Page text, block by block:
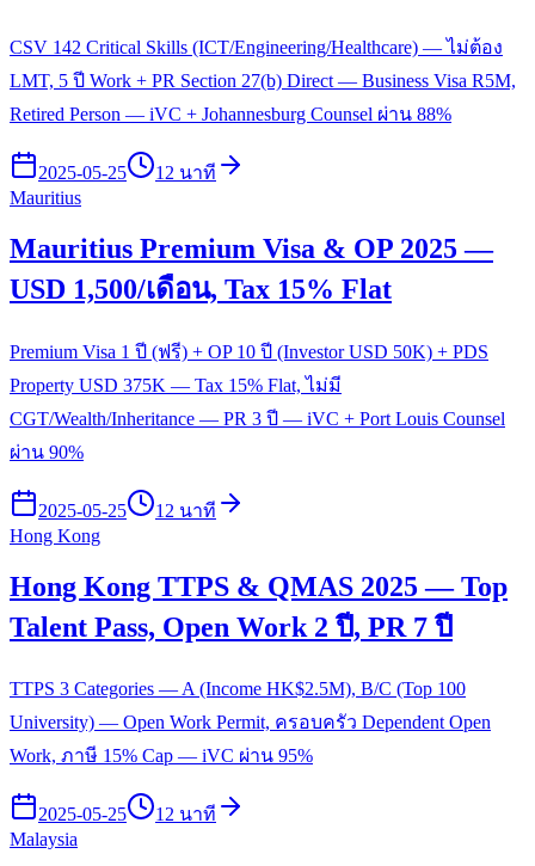
CSV 142 Critical Skills (ICT/Engineering/Healthcare) — ไม่ต้อง
LMT, 5 ปี Work + PR Section 27(b) Direct — Business Visa R5M,
Retired Person — iVC + Johannesburg Counsel ผ่าน 88%
2025-05-25
12 นาที
Mauritius
Mauritius Premium Visa & OP 2025 —
USD 1,500/เดือน, Tax 15% Flat
Premium Visa 1 ปี (ฟรี) + OP 10 ปี (Investor USD 50K) + PDS
Property USD 375K — Tax 15% Flat, ไม่มี
CGT/Wealth/Inheritance — PR 3 ปี — iVC + Port Louis Counsel
ผ่าน 90%
2025-05-25
12 นาที
Hong Kong
Hong Kong TTPS & QMAS 2025 — Top
Talent Pass, Open Work 2 ปี, PR 7 ปี
TTPS 3 Categories — A (Income HK$2.5M), B/C (Top 100
University) — Open Work Permit, ครอบครัว Dependent Open
Work, ภาษี 15% Cap — iVC ผ่าน 95%
2025-05-25
12 นาที
Malaysia